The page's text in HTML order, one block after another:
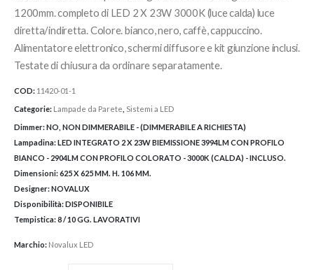
526,70€.421,00€.
1200mm. completo di LED 2 X 23W 3000K (luce calda) luce
diretta/indiretta. Colore. bianco, nero, caffè, cappuccino.
Alimentatore elettronico, schermi diffusore e kit giunzione inclusi.
Testate di chiusura da ordinare separatamente.
COD: 11420-01-1
Categorie: Lampade da Parete Sistemi a LED
Dimmer:NO, NON DIMMERABILE - (DIMMERABILE A RICHIESTA)
Lampadina:LED INTEGRATO 2 X 23W BIEMISSIONE 3994LM CON PROFILO
BIANCO - 2904LM CON PROFILO COLORATO - 3000K (CALDA) - INCLUSO.
Dimensioni:625 X 625 MM. H. 106 MM.
Designer:NOVALUX
Disponibilità:DISPONIBILE
Tempistica:8 / 10 GG. LAVORATIVI
Marchio: Novalux LED